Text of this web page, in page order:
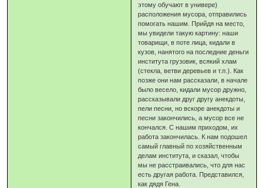
этому обучают в универе)
расположения мусора, отправились
помогать нашим. Прийдя на место,
мы увидели такую картину: наши
товарищи, в поте лица, кидали в
кузов, нанятого на последние деньги
института грузовик, всякий хлам
(стекла, ветви деревьев и т.п.). Как
позже они нам рассказали, в начале
было весело, кидали мусор дружно,
рассказывали друг другу анекдоты,
пели песни, но вскоре анекдоты и
песни закончились, а мусор все не
кончался. С нашим приходом, их
работа закончилась. К нам подошел
самый главный по хозяйственным
делам института, и сказал, чтобы
мы не расстраивались, что для нас
есть другая работа. Представился,
как дядя Гена.